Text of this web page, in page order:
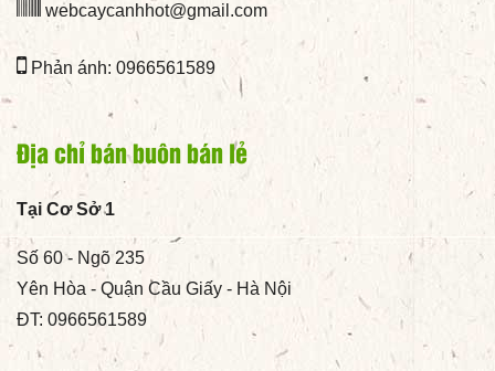
webcaycanhhot@gmail.com
Phản ánh: 0966561589
Địa chỉ bán buôn bán lẻ
Tại Cơ Sở 1
Số 60 - Ngõ 235
Yên Hòa - Quận Cầu Giấy - Hà Nội
ĐT: 0966561589